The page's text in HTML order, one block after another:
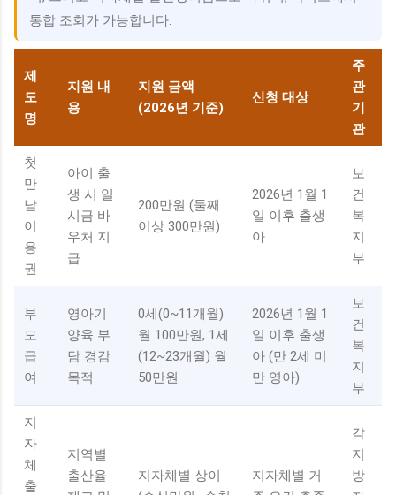
통합 조회가 가능합니다.
제
도
명
지원 내
용
지원 금액
(2026년 기준)
신청 대상
주
관
기
관
첫
만
남
이
용
권
아이 출
생 시 일
시금 바
우처 지
급
200만원 (둘째
이상 300만원)
2026년 1월 1
일 이후 출생
아
보
건
복
지
부
부
모
급
여
영아기
양육 부
담 경감
목적
0세(0~11개월)
월 100만원, 1세
(12~23개월) 월
50만원
2026년 1월 1
일 이후 출생
아 (만 2세 미
만 영아)
보
건
복
지
부
지
자
체
출
지역별
출산율
지자체별 상이
지자체별 거
각
지
방